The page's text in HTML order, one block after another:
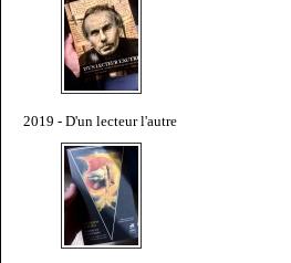
2019 - D'un lecteur l'autre